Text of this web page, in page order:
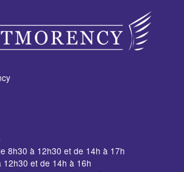
8h30 à 12h30 et de 14h à 17h
et de 14h à 16h